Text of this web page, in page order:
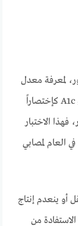
يتم إجراؤه في المعمل كل 3 شهور، لمعرفة معدل
السكر التراكمي (الهيموجلوبين السكري) HbA1c أو A1c كإختصاراً
الدم الحمراء في الجسم 3 شهور، فهذا الاختبار
في هذه المدة أي بمعدل 4 مرات في العام لمصابي
أو ينعدم إنتاج
من